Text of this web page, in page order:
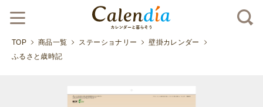
TOP 商品一覧 ステーショナリー
壁掛カレンダー
ふるさと歳時記